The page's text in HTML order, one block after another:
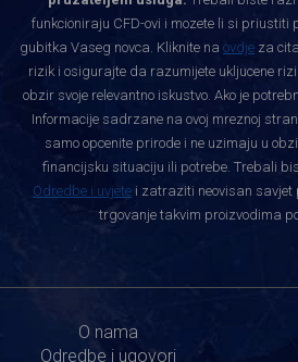
funkcioniraju CFD-ovi i mozete li si priustiti
gubitka Vaseg novca. Kliknite na ovdje za
rizik i osigurajte da razumijete ukljucene
obzir svoje relevantno iskustvo. Ako je
Informacije sadrzane na ovoj mreznoj
samo opcenite prirode i ne uzimaju u
financijsku situaciju ili potrebe. Trebali
Odredbe i uvjete i zatraziti neovisan savjet
trgovanje takvim proizvodima
O nama
Odredbe i ugovori